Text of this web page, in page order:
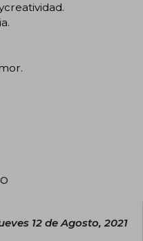
12 de Agosto, 2021